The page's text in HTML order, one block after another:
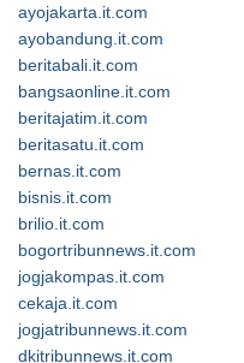
ayojakarta.it.com
ayobandung.it.com
beritabali.it.com
bangsaonline.it.com
beritajatim.it.com
beritasatu.it.com
bernas.it.com
bisnis.it.com
brilio.it.com
bogortribunnews.it.com
jogjakompas.it.com
cekaja.it.com
jogjatribunnews.it.com
dkitribunnews.it.com